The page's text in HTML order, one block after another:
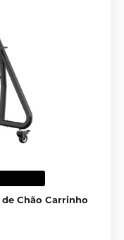
Chão Carrinho